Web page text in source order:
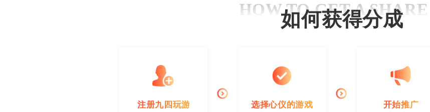
HOW TO GET A SHARE
如何获得分成
注册九四玩游戏平台，手游、页游、H5游戏一站搞定，好游戏上九四玩分发
选择心仪的游戏 开始推广